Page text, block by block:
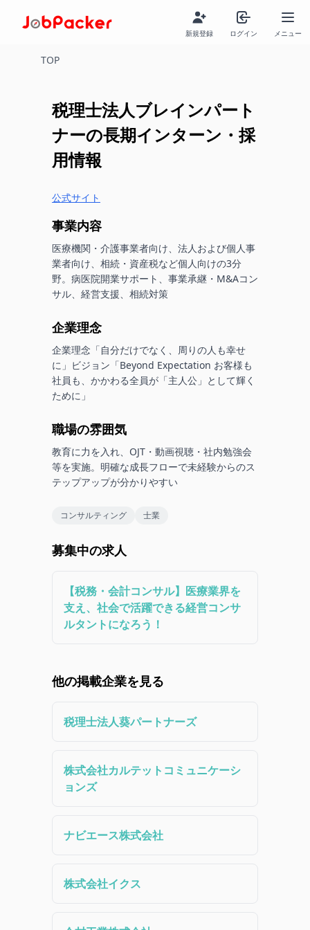
新規登録 ログイン メニュー
TOP
税理士法人ブレインパート
ナーの長期インターン・採
用情報
公式サイト
事業内容
医療機関・介護事業者向け、法人および個人事
業者向け、相続・資産税など個人向けの3分
野。病医院開業サポート、事業承継・M&Aコン
サル、経営支援、相続対策
企業理念
企業理念「自分だけでなく、周りの人も幸せ
に」ビジョン「Beyond Expectation お客様も
社員も、かかわる全員が「主人公」として輝く
ために」
職場の雰囲気
教育に力を入れ、OJT・動画視聴・社内勉強会
等を実施。明確な成長フローで未経験からのス
テップアップが分かりやすい
コンサルティング 士業
募集中の求人
【税務・会計コンサル】医療業界を
支え、社会で活躍できる経営コンサ
ルタントになろう！
他の掲載企業を見る
税理士法人葵パートナーズ
株式会社カルテットコミュニケーシ
ョンズ
ナビエース株式会社
株式会社イクス